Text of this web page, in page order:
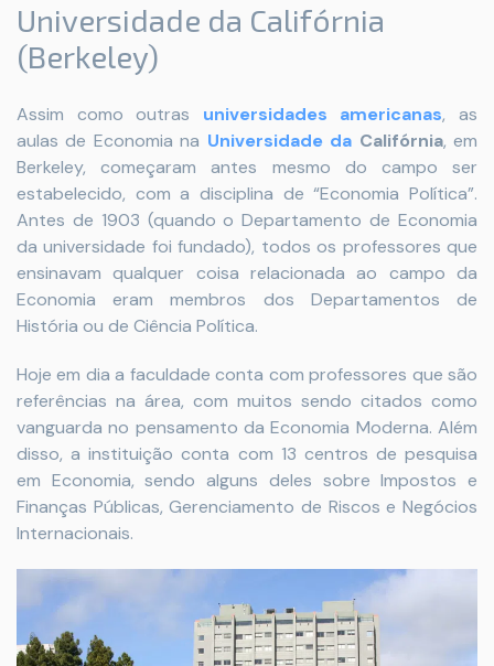
Universidade da Califórnia
(Berkeley)
Assim como outras universidades americanas, as
aulas de Economia na Universidade da Califórnia, em
Berkeley, começaram antes mesmo do campo ser
estabelecido, com a disciplina de “Economia Política”.
Antes de 1903 (quando o Departamento de Economia
da universidade foi fundado), todos os professores que
ensinavam qualquer coisa relacionada ao campo da
Economia eram membros dos Departamentos de
História ou de Ciência Política.
Hoje em dia a faculdade conta com professores que são
referências na área, com muitos sendo citados como
vanguarda no pensamento da Economia Moderna. Além
disso, a instituição conta com 13 centros de pesquisa
em Economia, sendo alguns deles sobre Impostos e
Finanças Públicas, Gerenciamento de Riscos e Negócios
Internacionais.